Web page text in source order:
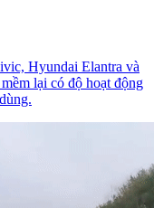
Hyundai Elantra và
lại có độ hoạt động